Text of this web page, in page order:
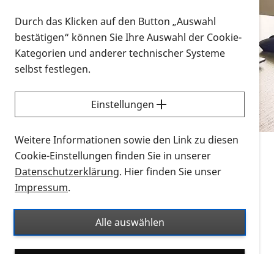
Vorlesen
Alle Infomaterialien in verschiedenen
Formaten an einem Ort
Sie möchten wissen, wie Sie nach Infonmaterial
suchen und dieses bestellen bzw. herunterladen
können? Schauen Sie sich dieErklärvideos zum
Thema Infomaterial auf der PRO RETINA-Website
für blinde und sehbehinderte Menschen an.
Auf dieser Seite finden Sie sämtliches Infomaterial
Ort. Nutzen Sie den Formatfilter, um ausschließlich
nach Flyern und Broschüren, Audios oder Videos zu
suchen. Die meisten Flyer und Broschüren werden in
Durch das Klicken auf den Button „Auswahl
bestätigen“ können Sie Ihre Auswahl der Cookie-
Kategorien und anderer technischer Systeme
selbst festlegen.
Einstellungen
Weitere Informationen sowie den Link zu diesen
Cookie-Einstellungen finden Sie in unserer
Datenschutzerklärung. Hier finden Sie unser
Impressum.
Alle auswählen